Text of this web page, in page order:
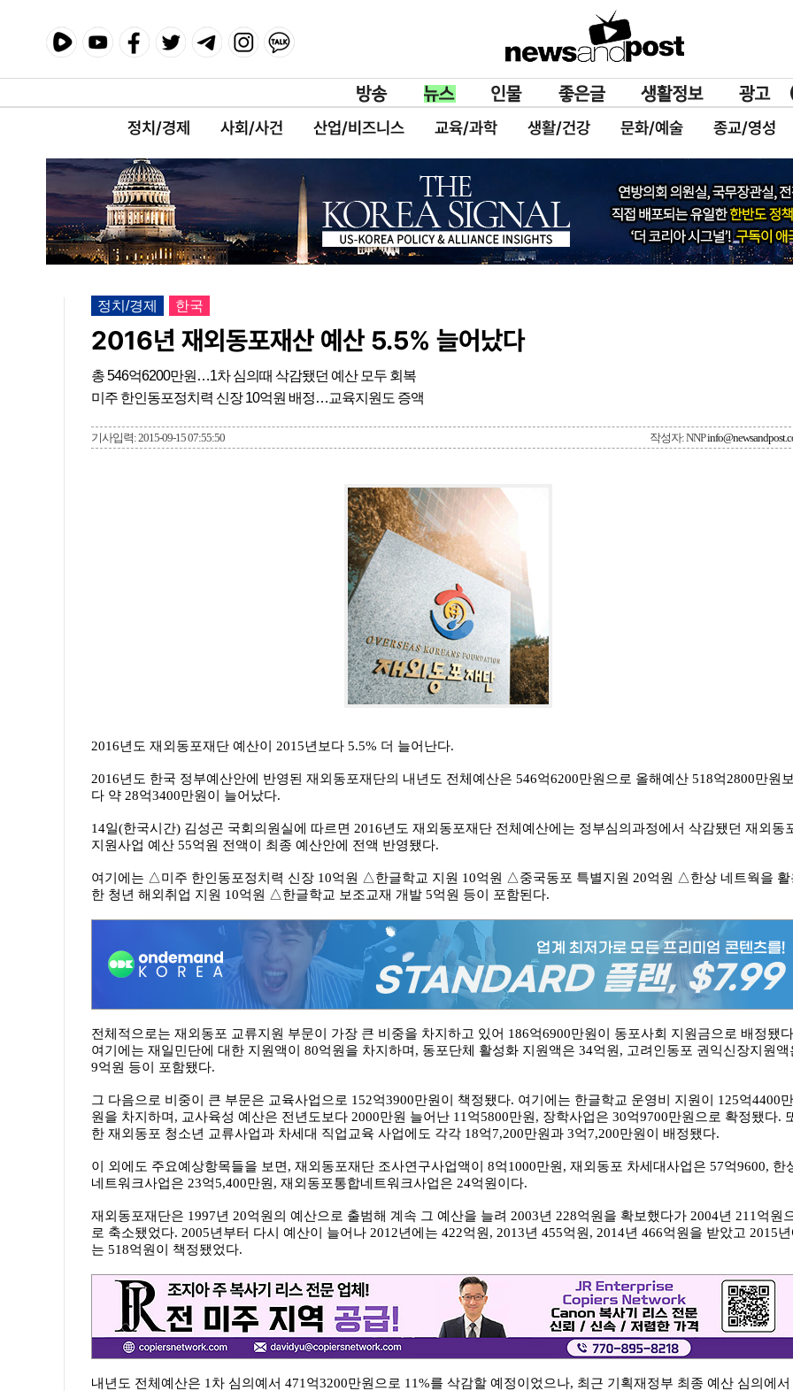
정치/경제 사회/사건 산업/비즈니스 교육/과학 생활/건강 문화/예술 종교/영성
정치/경제 한국
2016년 재외동포재산 예산 5.5% 늘어났다
총 546억6200만원…1차 심의때 삭감됐던 예산 모두 회복
미주 한인동포정치력 신장 10억원 배정…교육지원도 증액
기사입력: 2015-09-15 07:55:50 작성자: NNP
2016년도 재외동포재단 예산이 2015년보다 5.5% 더 늘어난다.
2016년도 한국 정부예산안에 반영된 재외동포재단의 내년도 전체예산은 546억6200만원으로 올해예산 518억2800만원
다 약 28억3400만원이 늘어났다.
14일(한국시간) 김성곤 국회의원실에 따르면 2016년도 재외동포재단 전체예산에는 정부심의과정에서 삭감됐던 재외동
지원사업 예산 55억원 전액이 최종 예산안에 전액 반영됐다.
여기에는 △미주 한인동포정치력 신장 10억원 △한글학교 지원 10억원 △중국동포 특별지원 20억원 △한상 네트웍을 활
한 청년 해외취업 지원 10억원 △한글학교 보조교재 개발 5억원 등이 포함된다.
전체적으로는 재외동포 교류지원 부문이 가장 큰 비중을 차지하고 있어 186억6900만원이 동포사회 지원금으로 배정됐
여기에는 재일민단에 대한 지원액이 80억원을 차지하며, 동포단체 활성화 지원액은 34억원, 고려인동포 권익신장지원액
9억원 등이 포함됐다.
그 다음으로 비중이 큰 부문은 교육사업으로 152억3900만원이 책정됐다. 여기에는 한글학교 운영비 지원이 125억4400만
원을 차지하며, 교사육성 예산은 전년도보다 2000만원 늘어난 11억5800만원, 장학사업은 30억9700만원으로 확정됐다.
한 재외동포 청소년 교류사업과 차세대 직업교육 사업에도 각각 18억7,200만원과 3억7,200만원이 배정됐다.
이 외에도 주요예상항목들을 보면, 재외동포재단 조사연구사업액이 8억1000만원, 재외동포 차세대사업은 57억9600, 한
네트워크사업은 23억5,400만원, 재외동포통합네트워크사업은 24억원이다.
재외동포재단은 1997년 20억원의 예산으로 출범해 계속 그 예산을 늘려 2003년 228억원을 확보했다가 2004년 211억원
로 축소됐었다. 2005년부터 다시 예산이 늘어나 2012년에는 422억원, 2013년 455억원, 2014년 466억원을 받았고 2015
는 518억원이 책정됐었다.
내년도 전체예산은 1차 심의예서 471억3200만원으로 11%를 삭감할 예정이었으나, 최근 기획재정부 최종 예산 심의에서